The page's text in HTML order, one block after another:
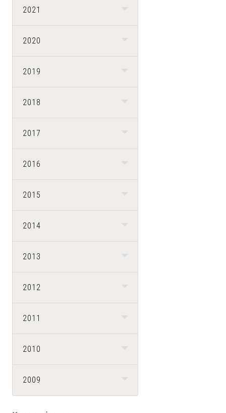
2021
2020
2019
2018
2017
2016
2015
2014
2013
2012
2011
2010
2009